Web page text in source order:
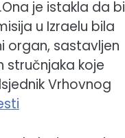
je istakla da bi
u Izraelu bila
organ, sastavljen
stručnjaka koje
Vrhovnog